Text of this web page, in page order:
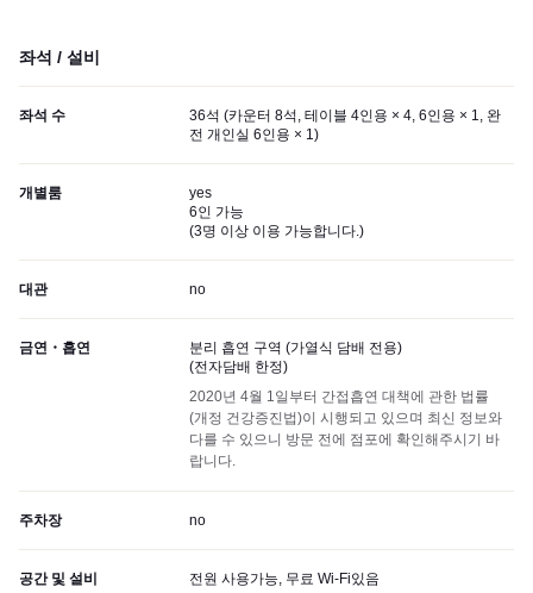
좌석 / 설비
좌석 수
36석 (카운터 8석, 테이블 4인용 × 4, 6인용 × 1, 완
전 개인실 6인용 × 1)
개별룸
yes
6인 가능
(3명 이상 이용 가능합니다.)
대관 no
금연・흡연
분리 흡연 구역 (가열식 담배 전용)
(전자담배 한정)
2020년 4월 1일부터 간접흡연 대책에 관한 법률
(개정 건강증진법)이 시행되고 있으며 최신 정보와
다를 수 있으니 방문 전에 점포에 확인해주시기 바
랍니다.
주차장 no
공간 및 설비 전원 사용가능, 무료 Wi-Fi있음